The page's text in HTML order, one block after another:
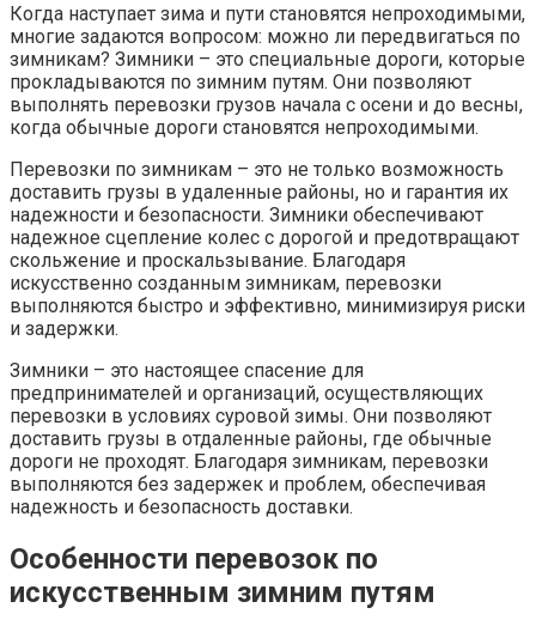
Когда наступает зима и пути становятся непроходимыми,
многие задаются вопросом: можно ли передвигаться по
зимникам? Зимники – это специальные дороги, которые
прокладываются по зимним путям. Они позволяют
выполнять перевозки грузов начала с осени и до весны,
когда обычные дороги становятся непроходимыми.
Перевозки по зимникам – это не только возможность
доставить грузы в удаленные районы, но и гарантия их
надежности и безопасности. Зимники обеспечивают
надежное сцепление колес с дорогой и предотвращают
скольжение и проскальзывание. Благодаря
искусственно созданным зимникам, перевозки
выполняются быстро и эффективно, минимизируя риски
и задержки.
Зимники – это настоящее спасение для
предпринимателей и организаций, осуществляющих
перевозки в условиях суровой зимы. Они позволяют
доставить грузы в отдаленные районы, где обычные
дороги не проходят. Благодаря зимникам, перевозки
выполняются без задержек и проблем, обеспечивая
надежность и безопасность доставки.
Особенности перевозок по
искусственным зимним путям